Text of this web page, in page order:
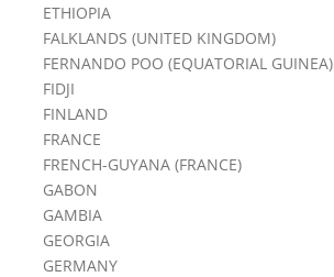
ETHIOPIA
FALKLANDS (UNITED KINGDOM)
FERNANDO POO (EQUATORIAL GUINEA)
FIDJI
FINLAND
FRANCE
FRENCH-GUYANA (FRANCE)
GABON
GAMBIA
GEORGIA
GERMANY